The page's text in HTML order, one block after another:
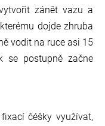
zánět vazu a
dojde zhruba
vodit na ruce asi 15
se postupně začne
čéšky využívat,